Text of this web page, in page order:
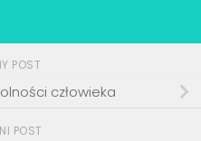
POST
człowieka
POST